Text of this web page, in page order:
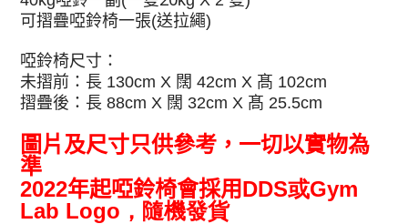
可摺疊啞鈴椅一張(送拉繩)
啞鈴椅尺寸：
未摺前：長 130cm X 闊 42cm X 髙 102cm
摺疊後：長 88cm X 闊 32cm X 髙 25.5cm
圖片及尺寸只供參考，一切以實物為
準
2022年起啞鈴椅會採用DDS或Gym
Lab Logo，隨機發貨